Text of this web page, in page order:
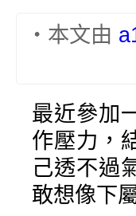
‧本文由
最近參加
作壓力，
己透不過
敢想像下